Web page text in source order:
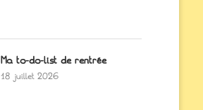
Ma to-do-list de rentrée
18 juillet 2026